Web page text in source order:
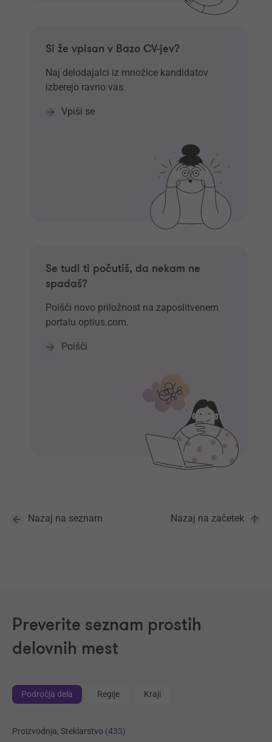
Si že vpisan v Bazo CV-jev?
Naj delodajalci iz množice kandidatov
izberejo ravno vas.
Vpiši se
Se tudi ti počutiš, da nekam ne
spadaš?
Poišči novo priložnost na zaposlitvenem
portalu optius.com.
Poišči
Nazaj na seznam Nazaj na začetek
Preverite seznam prostih
delovnih mest
Področja dela Regije Kraji
Proizvodnja, Steklarstvo (433)